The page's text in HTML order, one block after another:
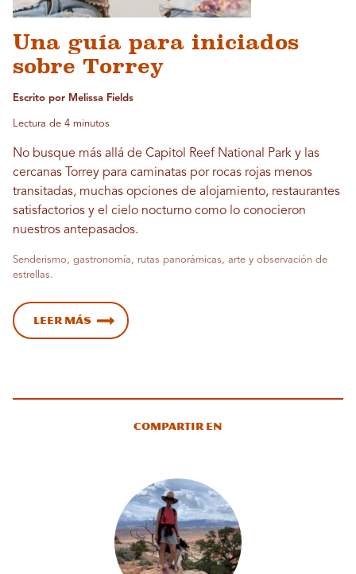
Una guía para iniciados
sobre Torrey
Escrito por Melissa Fields
Lectura de 4 minutos
No busque más allá de Capitol Reef National Park y las
cercanas Torrey para caminatas por rocas rojas menos
transitadas, muchas opciones de alojamiento, restaurantes
satisfactorios y el cielo nocturno como lo conocieron
nuestros antepasados.
Senderismo, gastronomía, rutas panorámicas, arte y observación de
estrellas.
Leer más
Compartir en